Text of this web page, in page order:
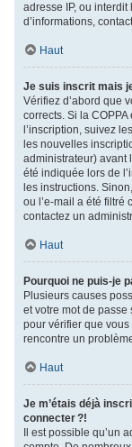
adresse IP, ou
d’informations,
Haut
Je suis inscrit mais
Vérifiez d’abord que
corrects. Si la
l’inscription, suivez
les nouvelles
administrateur) avant
été indiquée lors de
les instructions.
ou l’e-mail a été filtré
contactez un
Haut
Pourquoi ne puis-je
Plusieurs causes
et votre mot de
pour vérifier que
rencontre un
Haut
Je m’étais déjà
connecter ?!
Il est possible qu’un